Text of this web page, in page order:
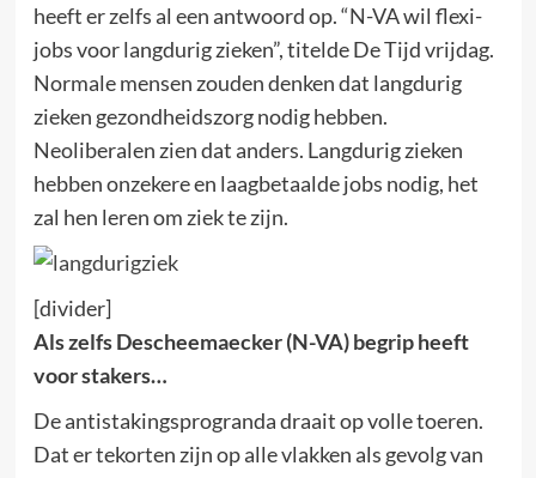
heeft er zelfs al een antwoord op. “N-VA wil flexi-
jobs voor langdurig zieken”, titelde De Tijd vrijdag.
Normale mensen zouden denken dat langdurig
zieken gezondheidszorg nodig hebben.
Neoliberalen zien dat anders. Langdurig zieken
hebben onzekere en laagbetaalde jobs nodig, het
zal hen leren om ziek te zijn.
[divider]
Als zelfs Descheemaecker (N-VA) begrip heeft
voor stakers…
De antistakingsprogranda draait op volle toeren.
Dat er tekorten zijn op alle vlakken als gevolg van